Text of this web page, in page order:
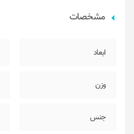
مشخصات
ابعاد
وزن
جنس